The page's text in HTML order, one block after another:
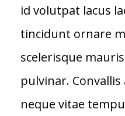
id volutpat lacus
tincidunt ornare
scelerisque
pulvinar.
neque vitae